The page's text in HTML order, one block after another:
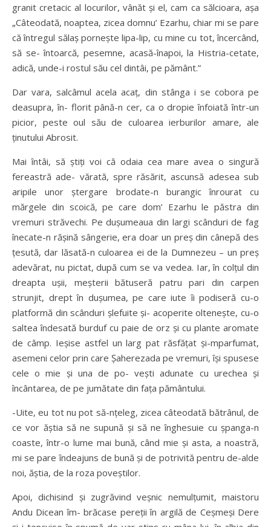
granit cretacic al locurilor, vânăt şi el, cam ca sălcioara, aşa
„Câteodată, noaptea, zicea domnu’ Ezarhu, chiar mi se pare
că întregul sălaş porneşte lipa-lip, cu mine cu tot, încercând,
să se- întoarcă, pesemne, acasă-înapoi, la Histria-cetate,
adică, unde-i rostul său cel dintâi, pe pământ.”
Dar vara, salcâmul acela acaţ, din stânga i se cobora pe
deasupra, în- florit până-n cer, ca o dropie înfoiată într-un
picior, peste oul său de culoarea ierburilor amare, ale
ţinutului Abrosit.
Mai întâi, să ştiţi voi că odaia cea mare avea o singură
fereastră ade- vărată, spre răsărit, ascunsă adesea sub
aripile unor ştergare brodate-n burangic înrourat cu
mărgele din scoică, pe care dom’ Ezarhu le păstra din
vremuri străvechi. Pe duşumeaua din largi scânduri de fag
înecate-n răşină sângerie, era doar un preş din cânepă des
ţesută, dar lăsată-n culoarea ei de la Dumnezeu – un preş
adevărat, nu pictat, după cum se va vedea. Iar, în colţul din
dreapta uşii, meşterii bătuseră patru pari din carpen
strunjit, drept în duşumea, pe care iute îi podiseră cu-o
platformă din scânduri şlefuite şi- acoperite olteneşte, cu-o
saltea îndesată burduf cu paie de orz şi cu plante aromate
de câmp. Ieşise astfel un larg pat răsfăţat şi-mparfumat,
asemeni celor prin care Şaherezada pe vremuri, îşi spusese
cele o mie şi una de po- veşti adunate cu urechea şi
încântarea, de pe jumătate din faţa pământului.
-Uite, eu tot nu pot să-nţeleg, zicea câteodată bătrânul, de
ce vor ăştia să ne supună şi să ne înghesuie cu şpanga-n
coaste, într-o lume mai bună, când mie şi asta, a noastră,
mi se pare îndeajuns de bună şi de potrivită pentru de-alde
noi, ăştia, de la roza poveştilor.
Apoi, dichisind şi zugrăvind veşnic nemulţumit, maistoru
Andu Dicean îm- brăcase pereţii în argilă de Ceşmeşi Dere